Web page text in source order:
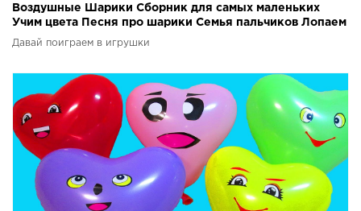
Воздушные Шарики Сборник для самых маленьких
Учим цвета Песня про шарики Семья пальчиков Лопаем
Шары
Давай поиграем в игрушки